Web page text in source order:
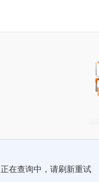
正在查询中，请刷新重试